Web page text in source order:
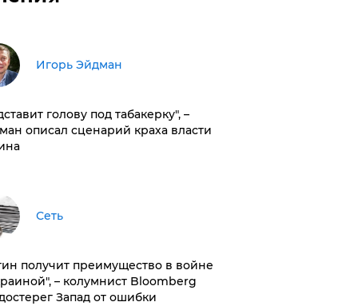
Игорь Эйдман
голову под табакерку", –
описал сценарий краха власти
Сеть
получит преимущество в войне
– колумнист Bloomberg
Запад от ошибки